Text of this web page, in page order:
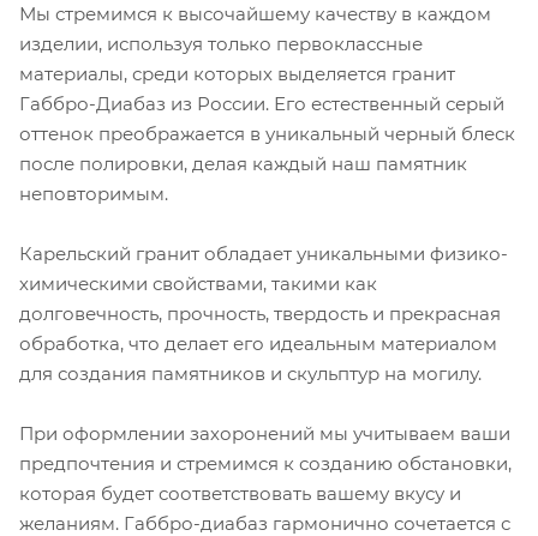
Мы стремимся к высочайшему качеству в каждом
изделии, используя только первоклассные
материалы, среди которых выделяется гранит
Габбро-Диабаз из России. Его естественный серый
оттенок преображается в уникальный черный блеск
после полировки, делая каждый наш памятник
неповторимым.
Карельский гранит обладает уникальными физико-
химическими свойствами, такими как
долговечность, прочность, твердость и прекрасная
обработка, что делает его идеальным материалом
для создания памятников и скульптур на могилу.
При оформлении захоронений мы учитываем ваши
предпочтения и стремимся к созданию обстановки,
которая будет соответствовать вашему вкусу и
желаниям. Габбро-диабаз гармонично сочетается с